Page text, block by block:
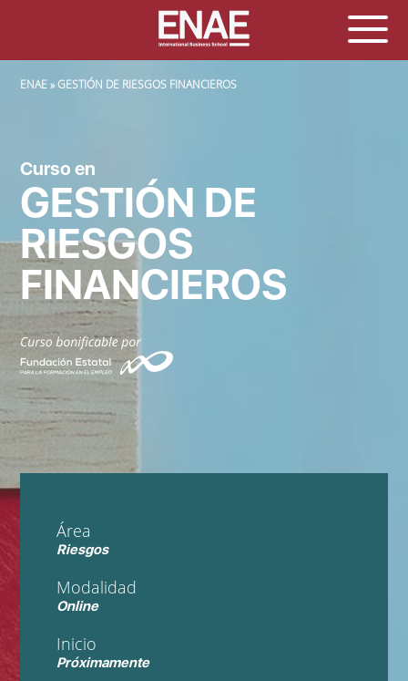
SOBRESCRIBIR ENLACES DE AYUDA A LA NAVEGACIÓN
ENAE GESTIÓN DE RIESGOS FINANCIEROS
Curso en
GESTIÓN DE
RIESGOS
FINANCIEROS
Área
Riesgos
Modalidad
Online
Inicio
Próximamente